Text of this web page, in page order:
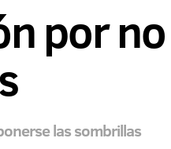
por
las sombrillas